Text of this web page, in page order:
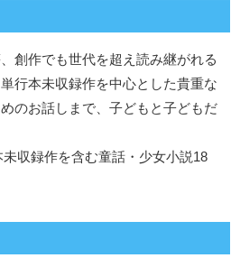
創作でも世代を超え読み継がれる
行本未収録作を中心とした貴重な
のお話しまで、子どもと子どもだ
収録作を含む童話・少女小説18